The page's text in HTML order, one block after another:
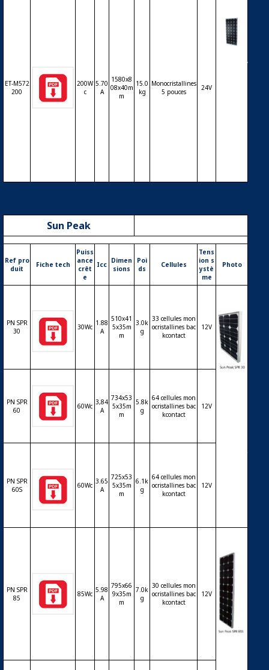
ET-M572
200
200W
c
5.70
A
1580x8
08x40m
m
15.0
kg
Monocristallines
5 pouces
24V
Sun Peak
Ref pro
duit
Fiche tech
Puiss
ance
crêt
e
Icc Dimen
sions
Poi
ds
Cellules
Tens
ion s
ystè
me
Photo
PN SPR
30
30Wc 1.88
A
510x41
5x35m
m
3.0k
g
33 cellules mon
ocristallines bac
kcontact
12V
PN SPR
60
60Wc 3,84
A
734x53
5x35m
m
5.8k
g
64 cellules mon
ocristallines bac
kcontact
12V
PN SPR
60S
60Wc 3.65
A
725x53
5x35m
m
6.1k
g
64 cellules mon
ocristallines bac
kcontact
12V
PN SPR
85
85Wc 5.98
A
795x66
9x35m
m
7.0k
g
30 cellules mon
ocristallines bac
kcontact
12V